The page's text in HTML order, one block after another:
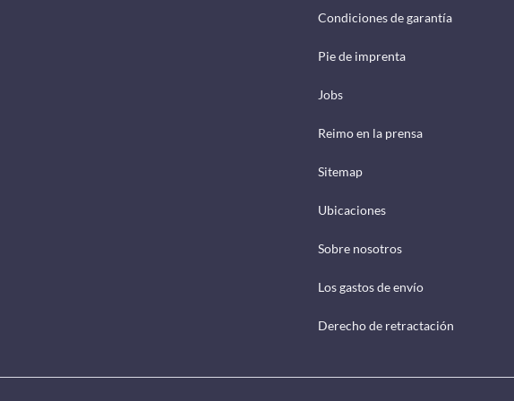
Condiciones de garantía
Pie de imprenta
Jobs
Reimo en la prensa
Sitemap
Ubicaciones
Sobre nosotros
Los gastos de envío
Derecho de retractación